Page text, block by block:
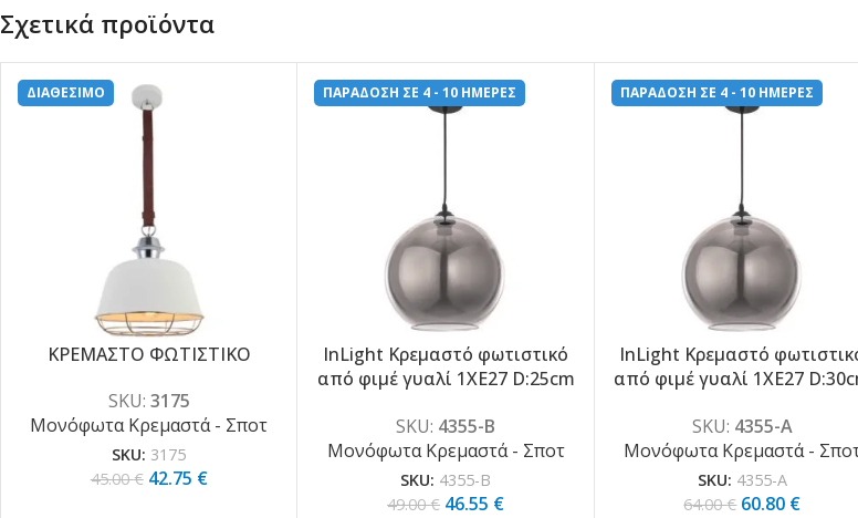
Σχετικά προϊόντα
-5%
ΔΙΑΘΕΣΙΜΟ
ΚΡΕΜΑΣΤΟ ΦΩΤΙΣΤΙΚΟ
SKU: 3175
Μονόφωτα Κρεμαστά - Σποτ
SKU: 3175
45.00€ 42.75 €
-5%
ΠΑΡΑΔΟΣΗ ΣΕ 4 - 10 ΗΜΕΡΕΣ
InLight Κρεμαστό φωτιστικό
από φιμέ γυαλί 1XE27 D:25cm
SKU: 4355-Β
Μονόφωτα Κρεμαστά - Σποτ
SKU: 4355-Β
49.00€ 46.55 €
-5%
ΠΑΡΑΔΟΣΗ ΣΕ 4 - 10 ΗΜΕΡΕΣ
InLight Κρεμαστό
από φιμέ γυαλί 1XE27
SKU: 4355-Α
Μονόφωτα Κρεμαστά -
SKU: 4355-Α
64.00€ 60.80 €